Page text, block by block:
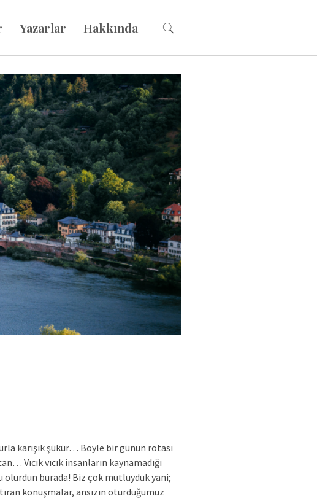
Yazarlar Hakkında
karışık şükür… Böyle bir günün rotası
Vıcık vıcık insanların kaynamadığı
burada! Biz çok mutluyduk yani;
konuşmalar, ansızın oturduğumuz